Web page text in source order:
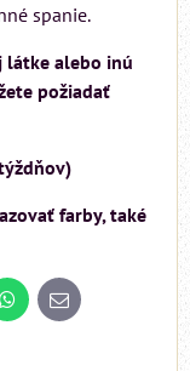
spanie.
látke alebo inú
požiadať
farby, také
WhatsApp
E-
mail